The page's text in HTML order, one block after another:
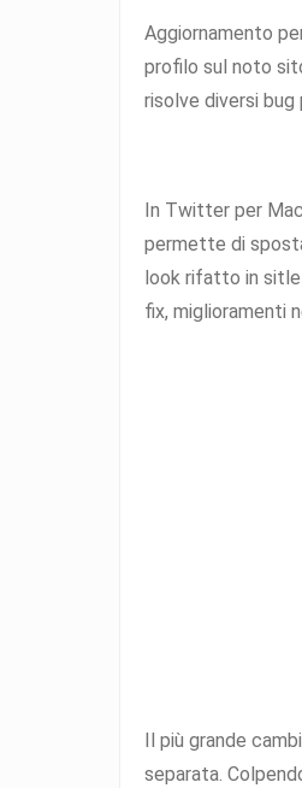
Aggiornamento
profilo sul noto
risolve diversi
In Twitter per
permette di
look rifatto in sitle
fix, miglioramenti
Il più grande
separata.